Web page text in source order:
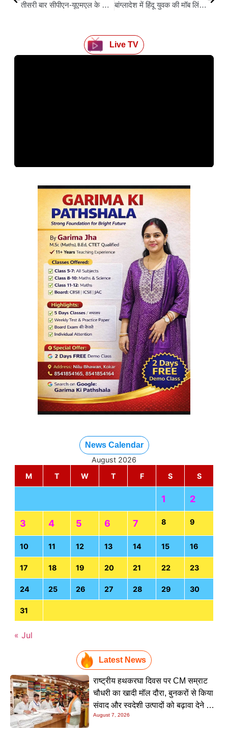
तीसरी बार सीपीएन-यूएमएल के अध्यक्ष बने केपी शर्मा ओली बांग्लादेश में हिंदू युवक की मॉब लिंचिंग में चौतरफा आलोचना के बाद दबाव में आए मोहम्‍मद यूनुस, 7 आरोपी गिरफ्तार
Live TV
News Calendar
August 2026
M
T W T F S S
1 2
3 4 5 6 7 8 9
10 11 12 13 14 15 16
17 18 19 20 21 22 23
24 25 26 27 28 29 30
31
« Jul
Latest News
राष्ट्रीय हथकरघा दिवस पर CM सम्राट
चौधरी का खादी मॉल दौरा, बुनकरों से किया
संवाद और स्वदेशी उत्पादों को बढ़ावा देने की
अपील
August 7, 2026